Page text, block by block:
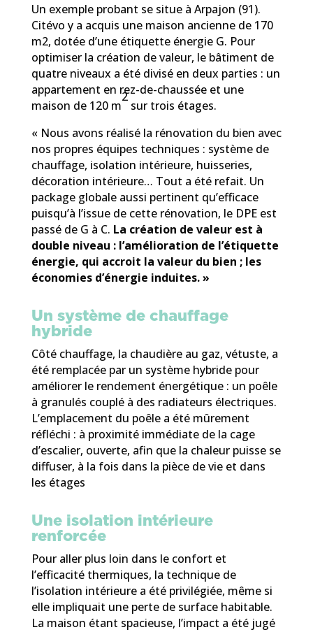
Un exemple probant se situe à Arpajon (91).
Citévo y a acquis une maison ancienne de 170
m2, dotée d’une étiquette énergie G. Pour
optimiser la création de valeur, le bâtiment de
quatre niveaux a été divisé en deux parties : un
appartement en rez-de-chaussée et une
maison de 120 m
2
sur trois étages.
« Nous avons réalisé la rénovation du bien avec
nos propres équipes techniques : système de
chauffage, isolation intérieure, huisseries,
décoration intérieure… Tout a été refait. Un
package globale aussi pertinent qu’efficace
puisqu’à l’issue de cette rénovation, le DPE est
passé de G à C. La création de valeur est à
double niveau : l’amélioration de l’étiquette
énergie, qui accroit la valeur du bien ; les
économies d’énergie induites. »
Un système de chauffage
hybride
Côté chauffage, la chaudière au gaz, vétuste, a
été remplacée par un système hybride pour
améliorer le rendement énergétique : un poêle
à granulés couplé à des radiateurs électriques.
L’emplacement du poêle a été mûrement
réfléchi : à proximité immédiate de la cage
d’escalier, ouverte, afin que la chaleur puisse se
diffuser, à la fois dans la pièce de vie et dans
les étages
Une isolation intérieure
renforcée
Pour aller plus loin dans le confort et
l’efficacité thermiques, la technique de
l’isolation intérieure a été privilégiée, même si
elle impliquait une perte de surface habitable.
La maison étant spacieuse, l’impact a été jugé